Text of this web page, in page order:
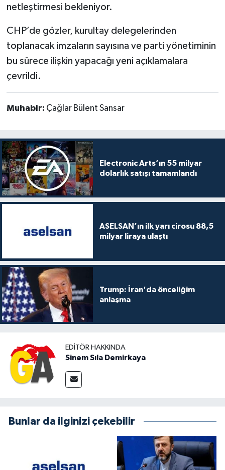
netleştirmesi bekleniyor.
CHP’de gözler, kurultay delegelerinden
toplanacak imzaların sayısına ve parti yönetiminin
bu sürece ilişkin yapacağı yeni açıklamalara
çevrildi.
Muhabir: Çağlar Bülent Sansar
Electronic Arts’ın 55 milyar
dolarlık satışı tamamlandı
ASELSAN’ın ilk yarı cirosu 88,5
milyar liraya ulaştı
Trump: İran'da önceliğim
anlaşma
EDITÖR HAKKINDA
Sinem Sıla Demirkaya
Bunlar da ilginizi çekebilir